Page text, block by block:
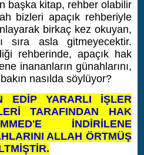
başka kitap, rehber olabilir
bizleri apaçık rehberiyle
birkaç kez okuyan,
sıra asla gitmeyecektir.
rehberinde, apaçık hak
inananların günahlarını,
nasılda söylüyor?
EDİP YARARLI İŞLER
TARAFINDAN HAK
İNDİRİLENE
ALLAH ÖRTMÜŞ